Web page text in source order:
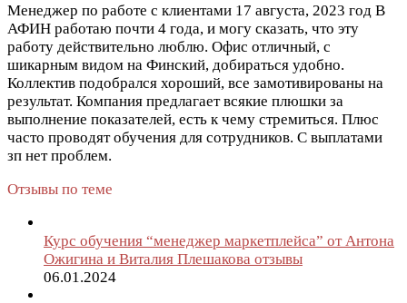
Менеджер по работе с клиентами 17 августа, 2023 год В
АФИН работаю почти 4 года, и могу сказать, что эту
работу действительно люблю. Офис отличный, с
шикарным видом на Финский, добираться удобно.
Коллектив подобрался хороший, все замотивированы на
результат. Компания предлагает всякие плюшки за
выполнение показателей, есть к чему стремиться. Плюс
часто проводят обучения для сотрудников. С выплатами
зп нет проблем.
Отзывы по теме
Курс обучения “менеджер маркетплейса” от Антона
Ожигина и Виталия Плешакова отзывы
06.01.2024